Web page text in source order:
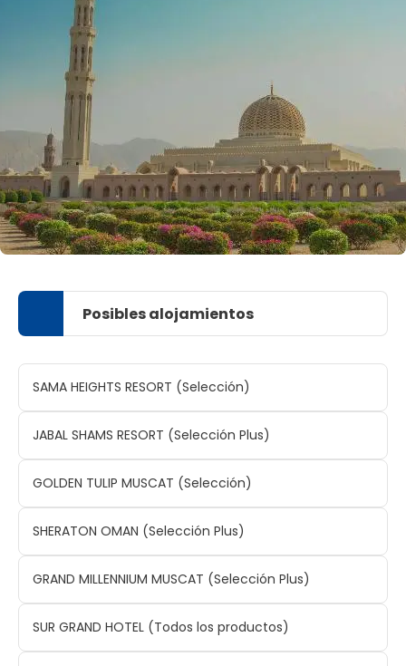
Posibles alojamientos
SAMA HEIGHTS RESORT (Selección)
JABAL SHAMS RESORT (Selección Plus)
GOLDEN TULIP MUSCAT (Selección)
SHERATON OMAN (Selección Plus)
GRAND MILLENNIUM MUSCAT (Selección Plus)
SUR GRAND HOTEL (Todos los productos)